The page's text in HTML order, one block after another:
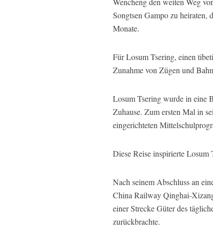
Songtsen Gampo zu heiraten,
Monate.
Für Losum Tsering, einen
Zunahme von Zügen und
Losum Tsering wurde in eine
Zuhause. Zum ersten Mal in
eingerichteten
Diese Reise inspirierte
Nach seinem Abschluss an
China Railway Qinghai-
einer Strecke Güter des
zurückbrachte.